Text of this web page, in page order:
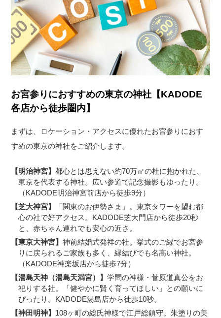
お宮参りにおすすめの東京の神社【KADODE
各店から徒歩圏内】
まずは、ロケーション・アクセスに優れたお宮参りにおす
すめの東京の神社をご紹介します。
【明治神宮】都心とは思えない約70万㎡の杜に抱かれた、
東京を代表する神社。広い参道で記念撮影もゆったり。
（KADODE明治神宮前店から徒歩9分）
【芝大神宮】
「関東のお伊勢さま」。東京タワーを望む都
心の社で好アクセス。KADODE芝大門店から徒歩20秒
と、赤ちゃん連れでも安心の近さ。
【東京大神宮】神前結婚式発祥の社。挙式のご縁でお宮参
りに戻られるご家族も多く、縁結びでも名高い神社。
（KADODE神楽坂店から徒歩7分）
【湯島天神（湯島天満宮）】学問の神様・菅原道真公をお
祀りする社。「健やかに賢く育ってほしい」との願いに
ぴったり。KADODE湯島店から徒歩10秒。
【神田明神】 108ヶ町の総氏神様で江戸総鎮守。朱塗りの美